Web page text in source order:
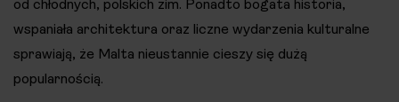
od chłodnych, polskich zim. Ponadto bogata historia,
wspaniała architektura oraz liczne wydarzenia kulturalne
sprawiają, że Malta nieustannie cieszy się dużą
popularnością.